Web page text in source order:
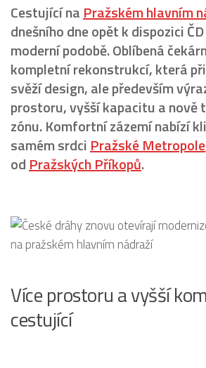
Cestující na Pražském hlavním
dnešního dne opět k dispozici
moderní podobě. Oblíbená
kompletní rekonstrukcí, která
svěží design, ale především
prostoru, vyšší kapacitu a nově
zónu. Komfortní zázemí nabízí
samém srdci Pražské Metropole
od Pražských Příkopů.
Více prostoru a vyšší
cestující